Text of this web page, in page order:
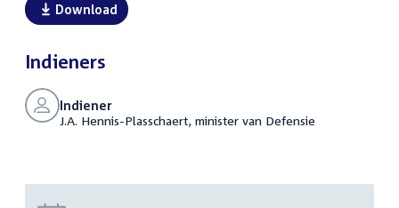
Download
Indieners
Indiener
J.A. Hennis-Plasschaert, minister van Defensie